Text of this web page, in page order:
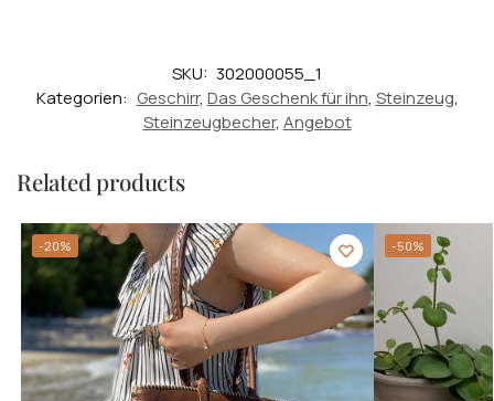
SKU: 302000055_1
Kategorien: Geschirr, Das Geschenk für ihn, Steinzeug,
Steinzeugbecher, Angebot
Related products
-20% -50%